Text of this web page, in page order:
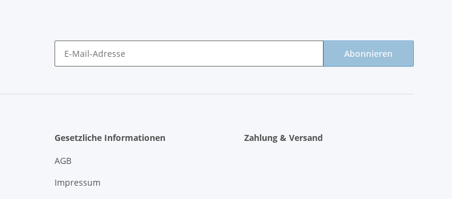
Abonnieren
Gesetzliche Informationen
AGB
Impressum
Zahlung & Versand